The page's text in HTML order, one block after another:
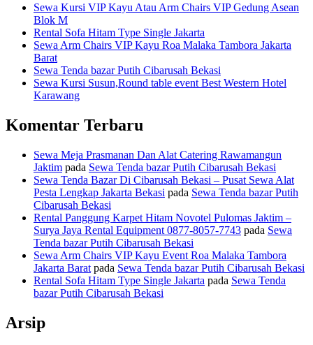
Sewa Kursi VIP Kayu Atau Arm Chairs VIP Gedung Asean
Blok M
Rental Sofa Hitam Type Single Jakarta
Sewa Arm Chairs VIP Kayu Roa Malaka Tambora Jakarta
Barat
Sewa Tenda bazar Putih Cibarusah Bekasi
Sewa Kursi Susun,Round table event Best Western Hotel
Karawang
Komentar Terbaru
Sewa Meja Prasmanan Dan Alat Catering Rawamangun
Jaktim pada Sewa Tenda bazar Putih Cibarusah Bekasi
Sewa Tenda Bazar Di Cibarusah Bekasi – Pusat Sewa Alat
Pesta Lengkap Jakarta Bekasi pada Sewa Tenda bazar Putih
Cibarusah Bekasi
Rental Panggung Karpet Hitam Novotel Pulomas Jaktim –
Surya Jaya Rental Equipment 0877-8057-7743 pada Sewa
Tenda bazar Putih Cibarusah Bekasi
Sewa Arm Chairs VIP Kayu Event Roa Malaka Tambora
Jakarta Barat pada Sewa Tenda bazar Putih Cibarusah Bekasi
Rental Sofa Hitam Type Single Jakarta pada Sewa Tenda
bazar Putih Cibarusah Bekasi
Arsip